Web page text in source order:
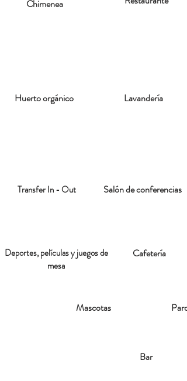
Chimenea
Huerto orgánico Lavandería
Transfer In - Out Salón de conferencias
Deportes, películas y juegos de
mesa
Cafetería
Mascotas
Bar